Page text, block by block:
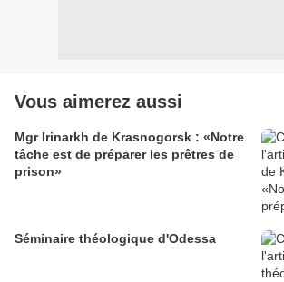
Vous aimerez aussi
Mgr Irinarkh de Krasnogorsk : «Notre
tâche est de préparer les prêtres de
prison»
Séminaire théologique d'Odessa